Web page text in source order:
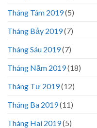
Tháng Tám 2019(5)
Tháng Bảy 2019(7)
Tháng Sáu 2019(7)
Tháng Năm 2019(18)
Tháng Tư 2019(12)
Tháng Ba 2019(11)
Tháng Hai 2019(5)